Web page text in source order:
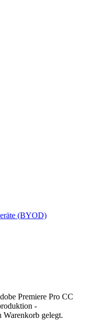
(BYOD)
Premiere Pro CC
-
gelegt.